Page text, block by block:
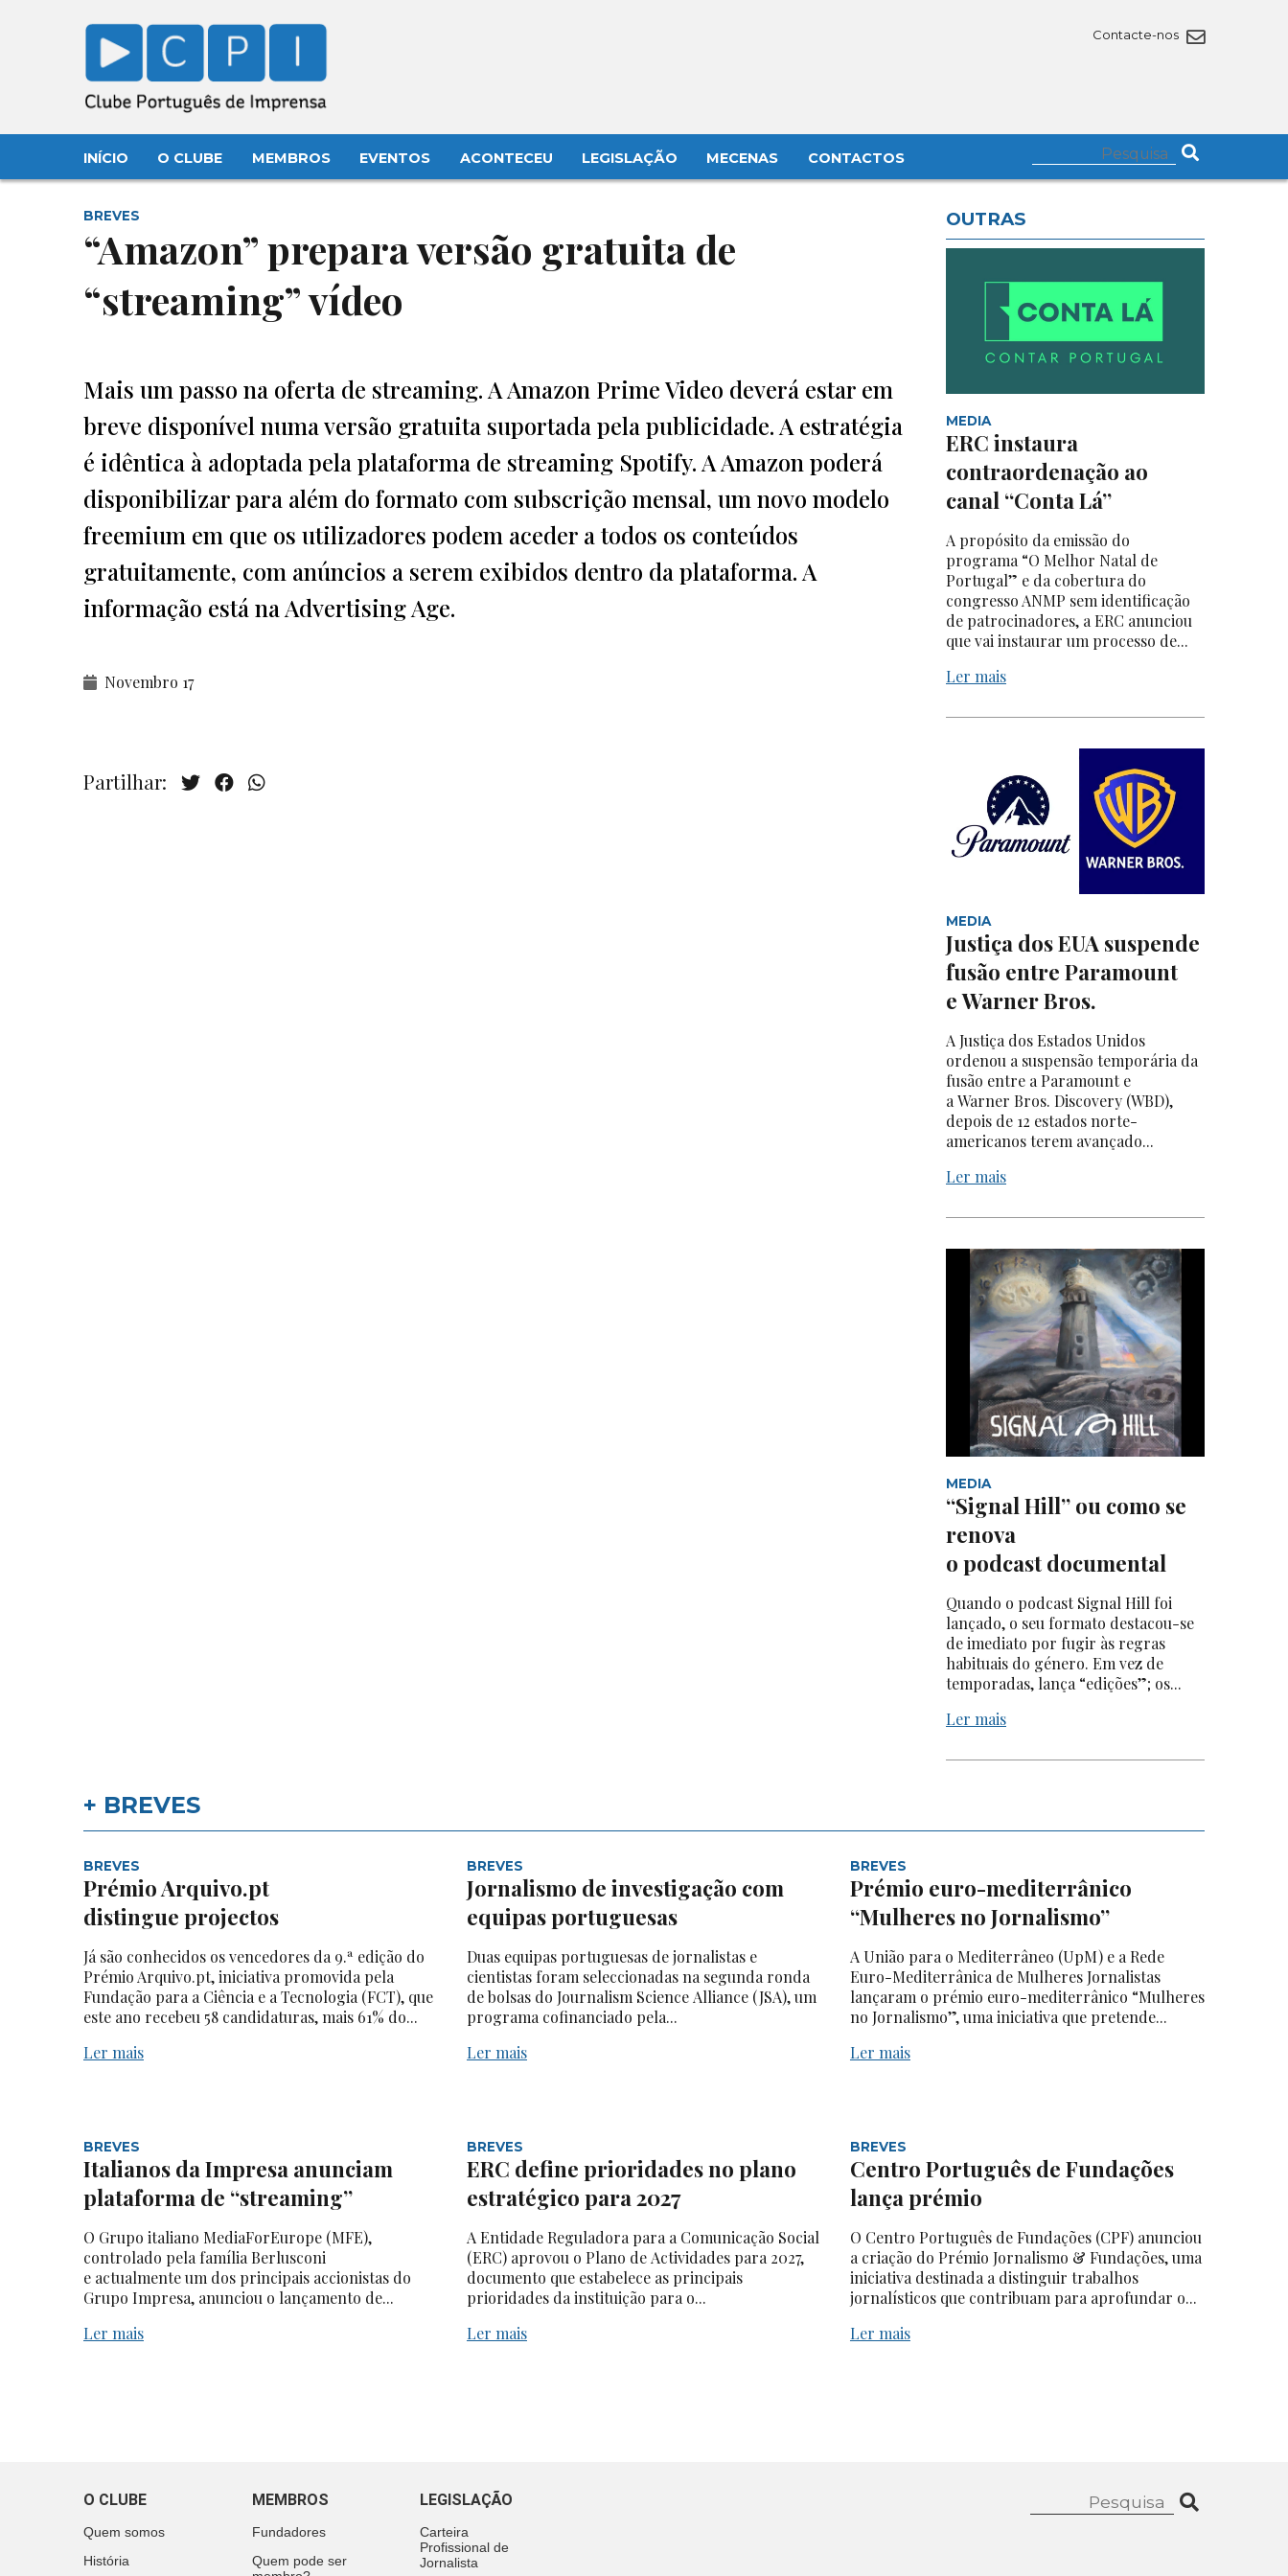
Contacte-nos
INÍCIO O CLUBE MEMBROS EVENTOS ACONTECEU LEGISLAÇÃO MECENAS CONTACTOS
BREVES
“Amazon” prepara versão gratuita de
“streaming” vídeo
Mais um passo na oferta de streaming. A Amazon Prime Video deverá estar em
breve disponível numa versão gratuita suportada pela publicidade. A estratégia
é idêntica à adoptada pela plataforma de streaming Spotify. A Amazon poderá
disponibilizar para além do formato com subscrição mensal, um novo modelo
freemium em que os utilizadores podem aceder a todos os conteúdos
gratuitamente, com anúncios a serem exibidos dentro da plataforma. A
informação está na Advertising Age.
Novembro 17
Partilhar:
OUTRAS
MEDIA
ERC instaura
contraordenação ao
canal “Conta Lá”
A propósito da emissão do
programa “O Melhor Natal de
Portugal” e da cobertura do
congresso ANMP sem identificação
de patrocinadores, a ERC anunciou
que vai instaurar um processo de...
Ler mais
MEDIA
Justiça dos EUA suspende
fusão entre Paramount
e Warner Bros.
A Justiça dos Estados Unidos
ordenou a suspensão temporária da
fusão entre a Paramount e
a Warner Bros. Discovery (WBD),
depois de 12 estados norte-
americanos terem avançado...
Ler mais
MEDIA
“Signal Hill” ou como se
renova
o podcast documental
Quando o podcast Signal Hill foi
lançado, o seu formato destacou-se
de imediato por fugir às regras
habituais do género. Em vez de
temporadas, lança “edições”; os...
Ler mais
+ BREVES
BREVES
Prémio Arquivo.pt
distingue projectos
Já são conhecidos os vencedores da 9.ª edição do
Prémio Arquivo.pt, iniciativa promovida pela
Fundação para a Ciência e a Tecnologia (FCT), que
este ano recebeu 58 candidaturas, mais 61% do...
Ler mais
BREVES
Jornalismo de investigação com
equipas portuguesas
Duas equipas portuguesas de jornalistas e
cientistas foram seleccionadas na segunda ronda
de bolsas do Journalism Science Alliance (JSA), um
programa cofinanciado pela...
Ler mais
BREVES
Prémio euro-mediterrânico
“Mulheres no Jornalismo”
A União para o Mediterrâneo (UpM) e a Rede
Euro-Mediterrânica de Mulheres Jornalistas
lançaram o prémio euro-mediterrânico “Mulheres
no Jornalismo”, uma iniciativa que pretende...
Ler mais
BREVES
Italianos da Impresa anunciam
plataforma de “streaming”
O Grupo italiano MediaForEurope (MFE),
controlado pela família Berlusconi
e actualmente um dos principais accionistas do
Grupo Impresa, anunciou o lançamento de...
Ler mais
BREVES
ERC define prioridades no plano
estratégico para 2027
A Entidade Reguladora para a Comunicação Social
(ERC) aprovou o Plano de Actividades para 2027,
documento que estabelece as principais
prioridades da instituição para o...
Ler mais
BREVES
Centro Português de Fundações
lança prémio
O Centro Português de Fundações (CPF) anunciou
a criação do Prémio Jornalismo & Fundações, uma
iniciativa destinada a distinguir trabalhos
jornalísticos que contribuam para aprofundar o...
Ler mais
O CLUBE
Quem somos
História
MEMBROS
Fundadores
Quem pode ser
LEGISLAÇÃO
Carteira
Profissional de
Jornalista